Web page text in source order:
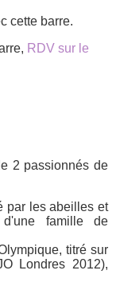
cette barre.
RDV sur le
2 passionnés de
par les abeilles et
d'une famille de
titré sur
Londres 2012),